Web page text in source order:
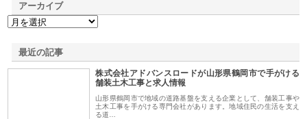
アーカイブ
最近の記事
株式会社アドバンスロードが山形県鶴岡市で手がける
舗装土木工事と求人情報
山形県鶴岡市で地域の道路基盤を支える企業として、舗装工事や
土木工事を手がける専門会社があります。地域住民の生活を支え
る道…